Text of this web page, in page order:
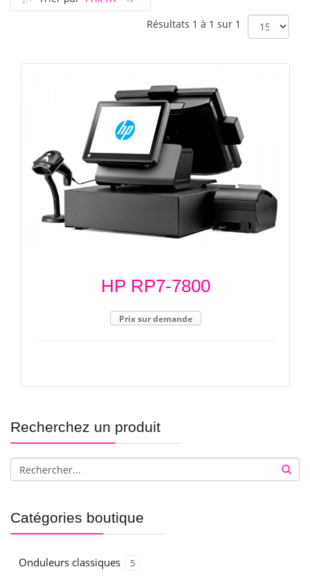
Résultats 1 à 1 sur 1
HP RP7-7800
Prix sur demande
Recherchez un produit
Catégories boutique
Onduleurs classiques 5